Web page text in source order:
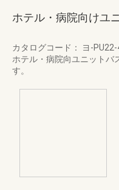
ホテル・病院向けユ
カタログコード： ヨ-PU22-
ホテル・病院向ユニットバ
す。